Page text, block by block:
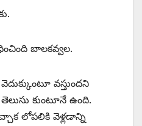
బాలకవ్వల.
వస్తుందని
కుంటూనే ఉంది.
లోపలికి వెళ్లడాన్ని